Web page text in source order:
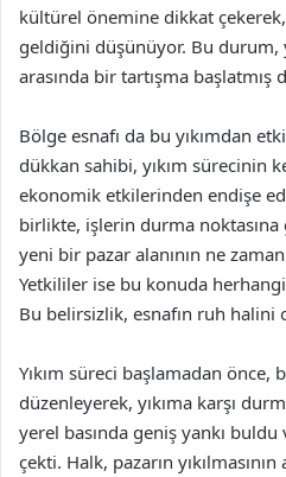
kültürel önemine dikkat çekerek,
geldiğini düşünüyor. Bu
arasında bir tartışma başlatmış
Bölge esnafı da bu yıkımdan
dükkan sahibi, yıkım sürecinin
ekonomik etkilerinden endişe
birlikte, işlerin durma
yeni bir pazar alanının ne
Yetkililer ise bu konuda
Bu belirsizlik, esnafın ruh halini
Yıkım süreci başlamadan
düzenleyerek, yıkıma karşı
yerel basında geniş yankı
çekti. Halk, pazarın